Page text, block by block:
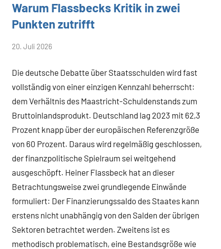
Warum Flassbecks Kritik in zwei
Punkten zutrifft
von
Flassbeck
20. Juli 2026
Die deutsche Debatte über Staatsschulden wird fast
vollständig von einer einzigen Kennzahl beherrscht:
dem Verhältnis des Maastricht-Schuldenstands zum
Bruttoinlandsprodukt. Deutschland lag 2023 mit 62,3
Prozent knapp über der europäischen Referenzgröße
von 60 Prozent. Daraus wird regelmäßig geschlossen,
der finanzpolitische Spielraum sei weitgehend
ausgeschöpft. Heiner Flassbeck hat an dieser
Betrachtungsweise zwei grundlegende Einwände
formuliert: Der Finanzierungssaldo des Staates kann
erstens nicht unabhängig von den Salden der übrigen
Sektoren betrachtet werden. Zweitens ist es
methodisch problematisch, eine Bestandsgröße wie